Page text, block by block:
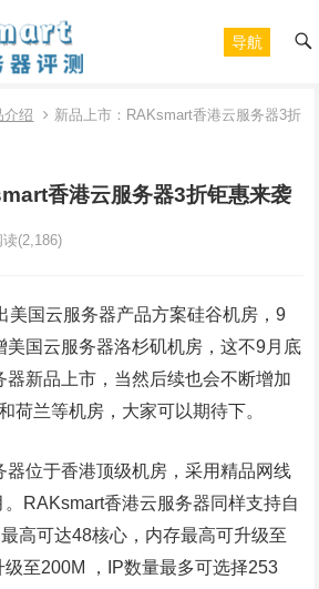
导航
介绍
新品上市：RAKsmart香港云服务器3折
香港云服务器3折钜惠来袭
读(2,186)
美国云服务器产品方案硅谷机房，9
美国云服务器洛杉矶机房，这不9月底
器新品上市，当然后续也会不断增加
荷兰等机房，大家可以期待下。
器位于香港顶级机房，采用精品网线
RAKsmart香港云服务器同样支持自
高可达48核心，内存最高可升级至
至200M ，IP数量最多可选择253